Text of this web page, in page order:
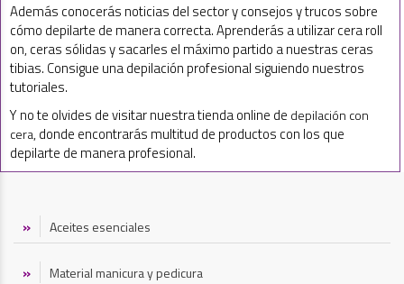
Además conocerás noticias del sector y consejos y trucos sobre
cómo depilarte de manera correcta. Aprenderás a utilizar cera roll
on, ceras sólidas y sacarles el máximo partido a nuestras ceras
tibias. Consigue una depilación profesional siguiendo nuestros
tutoriales.
Y no te olvides de visitar nuestra tienda online de depilación con
cera, donde encontrarás multitud de productos con los que
depilarte de manera profesional.
Aceites esenciales
Material manicura y pedicura